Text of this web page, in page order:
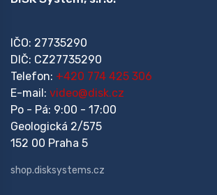
IČO: 27735290
DIČ: CZ27735290
Telefon: +420 774 425 306
E-mail: video@disk.cz
Po - Pá: 9:00 - 17:00
Geologická 2/575
152 00 Praha 5
shop.disksystems.cz